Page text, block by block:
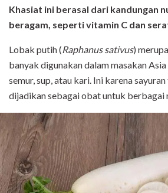
Khasiat ini berasal dari kandungan
beragam, seperti vitamin C dan
Lobak putih (Raphanus sativus)
banyak digunakan dalam masakan
semur, sup, atau kari. Ini karena
dijadikan sebagai obat untuk berbagai